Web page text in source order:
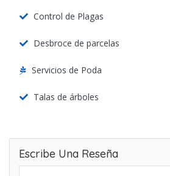
Control de Plagas
Desbroce de parcelas
Servicios de Poda
Talas de árboles
Escribe Una Reseña